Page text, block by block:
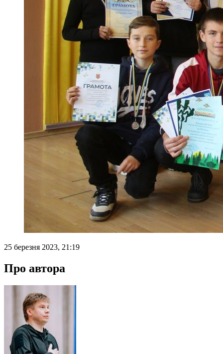
25 березня 2023, 21:19
Про автора